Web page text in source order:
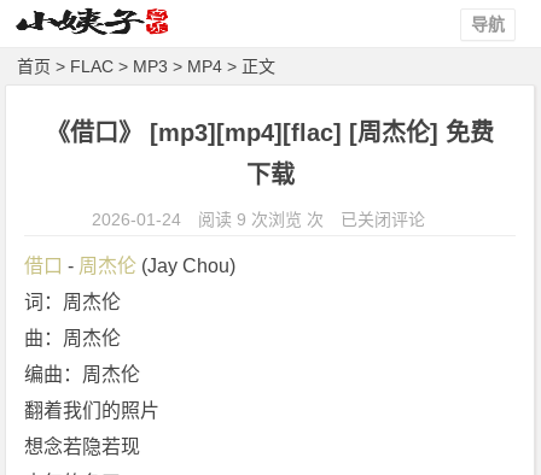
导航
首页 > FLAC > MP3 > MP4 > 正文
《借口》 [mp3][mp4][flac] [周杰伦] 免费
下载
2026-01-24 阅读 9 次浏览 次
《借
已关闭评论
借口 - 周杰伦 (Jay Chou)
词：周杰伦
曲：周杰伦
编曲：周杰伦
翻着我们的照片
想念若隐若现